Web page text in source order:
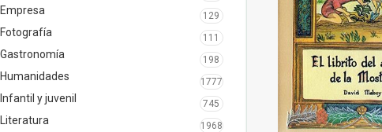
Empresa 129
Fotografía 111
Gastronomía 198
Humanidades 1777
Infantil y juvenil 745
Literatura 1968